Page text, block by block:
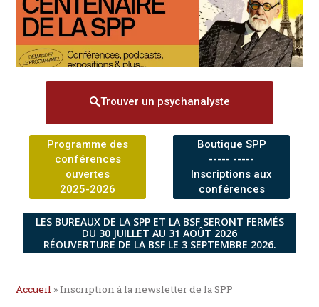
Trouver un psychanalyste
Programme des
conférences
ouvertes
2025-2026
Boutique SPP
----- -----
Inscriptions aux
conférences
LES BUREAUX DE LA SPP ET LA BSF SERONT FERMÉS
DU 30 JUILLET AU 31 AOÛT 2026
RÉOUVERTURE DE LA BSF LE 3 SEPTEMBRE 2026.
Accueil »Inscription à la newsletter de la SPP